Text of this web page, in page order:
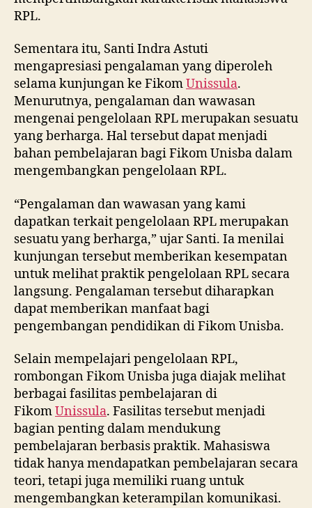
RPL.
Sementara itu, Santi Indra Astuti
mengapresiasi pengalaman yang diperoleh
selama kunjungan ke FikomUnissula.
Menurutnya, pengalaman dan wawasan
mengenai pengelolaan RPL merupakan sesuatu
yang berharga. Hal tersebut dapat menjadi
bahan pembelajaran bagi Fikom Unisba dalam
mengembangkan pengelolaan RPL.
“Pengalaman dan wawasan yang kami
dapatkan terkait pengelolaan RPL merupakan
sesuatu yang berharga,” ujar Santi. Ia menilai
kunjungan tersebut memberikan kesempatan
untuk melihat praktik pengelolaan RPL secara
langsung. Pengalaman tersebut diharapkan
dapat memberikan manfaat bagi
pengembangan pendidikan di Fikom Unisba.
Selain mempelajari pengelolaan RPL,
rombongan Fikom Unisba juga diajak melihat
berbagai fasilitas pembelajaran di
FikomUnissula. Fasilitas tersebut menjadi
bagian penting dalam mendukung
pembelajaran berbasis praktik. Mahasiswa
tidak hanya mendapatkan pembelajaran secara
teori, tetapi juga memiliki ruang untuk
mengembangkan keterampilan komunikasi.